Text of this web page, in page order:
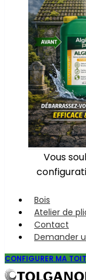
Vous
Bois
Atelier de
Contact
Demander
CONFIGURER MA